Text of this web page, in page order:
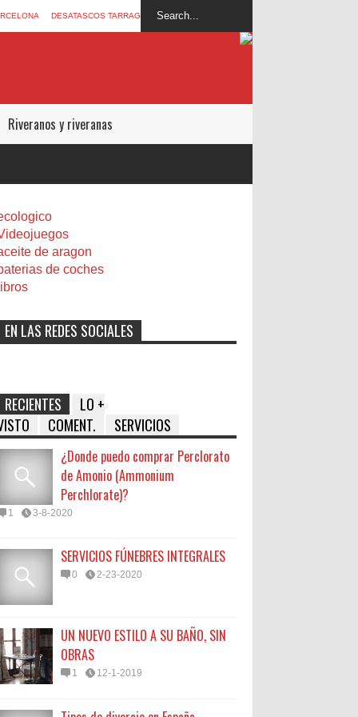
DESATASCOS TARRAGONA
Riveranos y riveranas
de aragon
de coches
libros
EN LAS REDES SOCIALES
RECIENTES
LO +
COMENT. SERVICIOS
¿Donde puedo comprar Perclorato
de Amonio (Ammonium
Perchlorate)?
1 3-8-2020
SERVICIOS FÚNEBRES INTEGRALES
0 2-23-2020
UN NUEVO ESTILO A SU BAÑO, SIN
OBRAS
1 12-1-2019